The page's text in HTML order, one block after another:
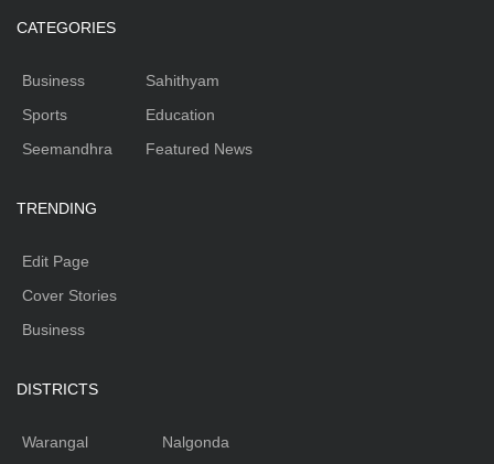
CATEGORIES
Business
Sports
Seemandhra
Sahithyam
Education
Featured News
TRENDING
Edit Page
Cover Stories
Business
DISTRICTS
Warangal Nalgonda